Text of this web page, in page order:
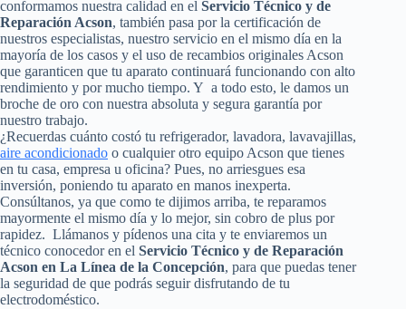
conformamos nuestra calidad en el Servicio Técnico y de
Reparación Acson, también pasa por la certificación de
nuestros especialistas, nuestro servicio en el mismo día en la
mayoría de los casos y el uso de recambios originales Acson
que garanticen que tu aparato continuará funcionando con alto
rendimiento y por mucho tiempo. Y a todo esto, le damos un
broche de oro con nuestra absoluta y segura garantía por
nuestro trabajo.
¿Recuerdas cuánto costó tu refrigerador, lavadora, lavavajillas,
aire acondicionado o cualquier otro equipo Acson que tienes
en tu casa, empresa u oficina? Pues, no arriesgues esa
inversión, poniendo tu aparato en manos inexperta.
Consúltanos, ya que como te dijimos arriba, te reparamos
mayormente el mismo día y lo mejor, sin cobro de plus por
rapidez. Llámanos y pídenos una cita y te enviaremos un
técnico conocedor en el Servicio Técnico y de Reparación
Acson en La Línea de la Concepción, para que puedas tener
la seguridad de que podrás seguir disfrutando de tu
electrodoméstico.